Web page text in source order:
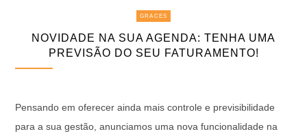
GRACES
NOVIDADE NA SUA AGENDA: TENHA UMA
PREVISÃO DO SEU FATURAMENTO!
Pensando em oferecer ainda mais controle e previsibilidade
para a sua gestão, anunciamos uma nova funcionalidade na